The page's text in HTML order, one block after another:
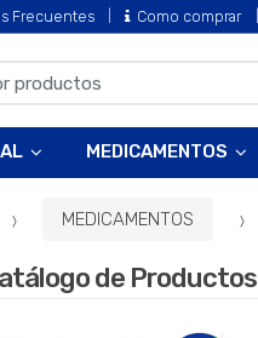
Frecuentes Como comprar
MEDICAMENTOS
MEDICAMENTOS
de Productos